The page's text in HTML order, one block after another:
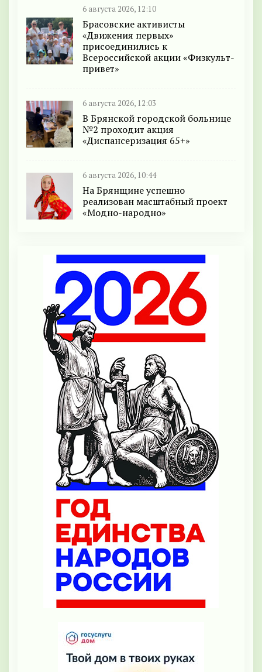
6 августа 2026, 12:10
Брасовские активисты
«Движения первых»
присоединились к
Всероссийской акции «Физкульт-
привет»
6 августа 2026, 12:03
В Брянской городской больнице
№2 проходит акция
«Диспансеризация 65+»
6 августа 2026, 10:44
На Брянщине успешно
реализован масштабный проект
«Модно-народно»